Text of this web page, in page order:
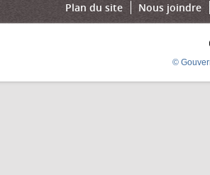
Plan du site Nous joindre
©